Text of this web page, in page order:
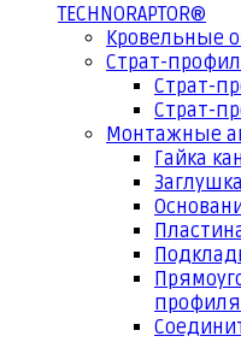
TECHNORAPTOR®
Кровельные
Страт-
Страт-
Страт-
Монтажные
Гайка
профиля